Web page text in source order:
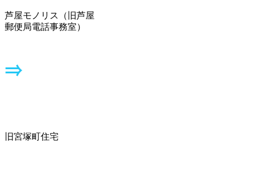
芦屋モノリス（旧芦屋
郵便局電話事務室）
旧宮塚町住宅